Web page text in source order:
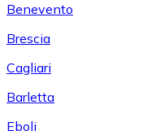
Benevento
Brescia
Cagliari
Barletta
Eboli